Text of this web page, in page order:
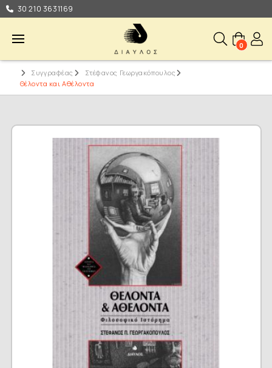
30 210 3631169
0
Συγγραφέας
Στέφανος Γεωργακόπουλος
Θέλοντα και Αθέλοντα